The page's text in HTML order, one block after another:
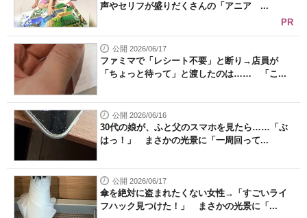
声やセリフが盛りだくさんの「アニア ...
PR
公開 2026/06/17
ファミマで「レシート不要」と断り→店員が
「ちょっと待って」と渡したのは…… 「こ...
公開 2026/06/16
30代の娘が、ふと父のスマホを見たら……「ぶ
はっ！」 まさかの光景に「一周回って...
公開 2026/06/17
傘を絶対に盗まれたくない女性→「すごいライ
フハック見つけた！」 まさかの光景に「...